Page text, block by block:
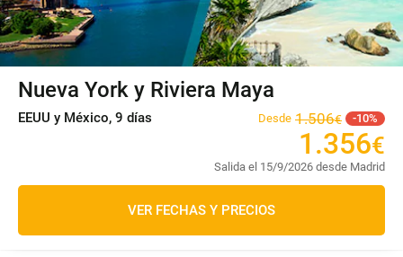
Nueva York y Riviera Maya
EEUU y México, 9 días Desde 1.506€ 10
1 .356€
Salida el 15/9/2026 desde Madrid
VER FECHAS Y PRECIOS